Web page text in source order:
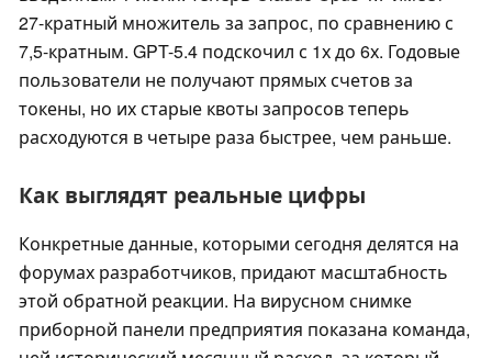
27-кратный множитель за запрос, по сравнению с
7,5-кратным. GPT-5.4 подскочил с 1х до 6х. Годовые
пользователи не получают прямых счетов за
токены, но их старые квоты запросов теперь
расходуются в четыре раза быстрее, чем раньше.
Как выглядят реальные цифры
Конкретные данные, которыми сегодня делятся на
форумах разработчиков, придают масштабность
этой обратной реакции. На вирусном снимке
приборной панели предприятия показана команда,